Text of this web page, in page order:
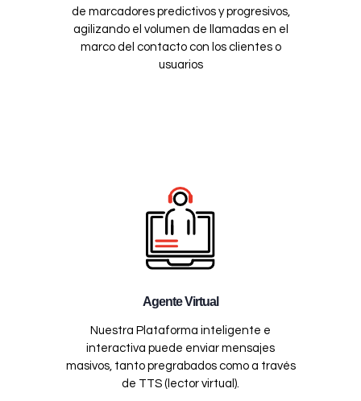
de marcadores predictivos y progresivos,
agilizando el volumen de llamadas en el
marco del contacto con los clientes o
usuarios
Agente Virtual
Nuestra Plataforma inteligente e
interactiva puede enviar mensajes
masivos, tanto pregrabados como a través
de TTS (lector virtual).